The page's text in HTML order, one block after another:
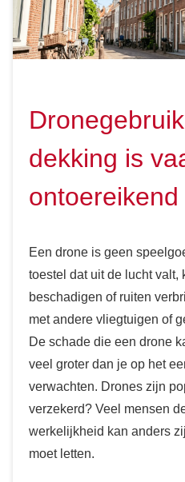
dekking is
ontoereikend
Een drone is geen
toestel dat uit de lucht valt,
beschadigen of ruiten
met andere vliegtuigen of
De schade die een drone
veel groter dan je op het
verwachten. Drones zijn
verzekerd? Veel mensen
werkelijkheid kan anders
moet letten.